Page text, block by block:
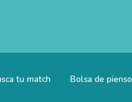
tu match Bolsa de pienso